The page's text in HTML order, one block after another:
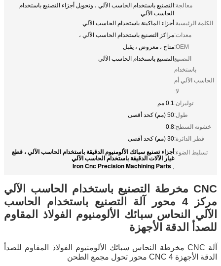
معالجة:التصنيع باستخدام الحاسب الآلي ، وتحويل أجزاء التصنيع باستخدام
الحاسب الآلي
الكلمة الرئيسية:أجزاء الماكينة باستخدام الحاسب الآلي
معدات:مراكز التصنيع باستخدام الحاسب الآلي ،
OEM: متاح ، معروض ، يقبل
التصنيع
باستخدام
الحاسب الآلي أم
لا:
التصنيع باستخدام الحاسب الآلي
توليران:0.1 مم
طول:50 (مم) كحد أقصى
خشونة السطح:0.8
قطر الدائرة:30 (مم) كحد أقصى
تسليط الضوء:أجزاء تصنيع سبائك الألومنيوم الدقيقة باستخدام الحاسب الآلي ، قطع
غيار الآلات الدقيقة باستخدام الحاسب الآلي
,
Iron Cnc Precision Machining Parts
CNC مخرطة التصنيع باستخدام الحاسب الآلي
مركز 4 محور آلة التصنيع باستخدام الحاسب
الآلي النحاس سبائك الألومنيوم الفولاذ المقاوم
للصدأ الدقة الأجهزة
آلة CNC مخرطة النحاس سبائك الألومنيوم الفولاذ المقاوم للصدأ
الدقة الأجهزة CNC 4 محور تحول مجمع الطحن